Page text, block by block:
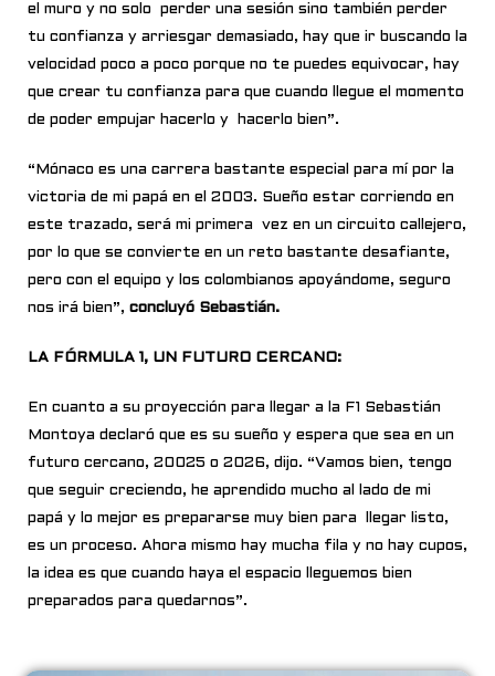
el muro y no solo perder una sesión sino también perder
tu confianza y arriesgar demasiado, hay que ir buscando la
velocidad poco a poco porque no te puedes equivocar, hay
que crear tu confianza para que cuando llegue el momento
de poder empujar hacerlo y hacerlo bien”.
“Mónaco es una carrera bastante especial para mí por la
victoria de mi papá en el 2003. Sueño estar corriendo en
este trazado, será mi primera vez en un circuito callejero,
por lo que se convierte en un reto bastante desafiante,
pero con el equipo y los colombianos apoyándome, seguro
nos irá bien”, concluyó Sebastián.
LA FÓRMULA 1, UN FUTURO CERCANO:
En cuanto a su proyección para llegar a la F1 Sebastián
Montoya declaró que es su sueño y espera que sea en un
futuro cercano, 20025 o 2026, dijo. “Vamos bien, tengo
que seguir creciendo, he aprendido mucho al lado de mi
papá y lo mejor es prepararse muy bien para llegar listo,
es un proceso. Ahora mismo hay mucha fila y no hay cupos,
la idea es que cuando haya el espacio lleguemos bien
preparados para quedarnos”.